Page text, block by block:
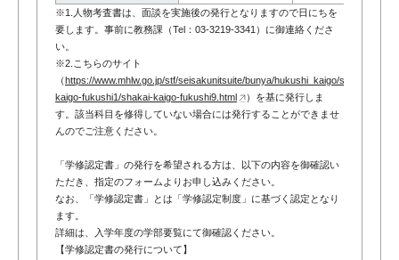
※1.人物考査書は、面談を実施後の発行となりますので日にちを
要します。事前に教務課（Tel：03-3219-3341）に御連絡くださ
い。
※2.こちらのサイト
（ https://www.mhlw.go.jp/stf/seisakunitsuite/bunya/hukushi_kaigo/
kaigo-fukushi1/shakai-kaigo-fukushi9.html
）を基に発行しま
す。該当科目を修得していない場合には発行することができませ
んのでご注意ください。
「学修認定書」の発行を希望される方は、以下の内容を御確認い
ただき、指定のフォームよりお申し込みください。
なお、「学修認定書」とは「学修認定制度」に基づく認定となり
ます。
詳細は、入学年度の学部要覧にて御確認ください。
【学修認定書の発行について】